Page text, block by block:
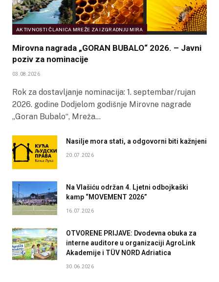
AKTIVNOSTI ČLANICA MREŽE ZA IZGRADNJU MIRA
Mirovna nagrada „GORAN BUBALO“ 2026. – Javni
poziv za nominacije
03.08.2026
Rok za dostavljanje nominacija: 1. septembar/rujan
2026. godine Dodjelom godišnje Mirovne nagrade
„Goran Bubalo“, Mreža…
Nasilje mora stati, a odgovorni biti kažnjeni
20.07.2026
Na Vlašiću održan 4. Ljetni odbojkaški
kamp “MOVEMENT 2026”
16.07.2026
OTVORENE PRIJAVE: Dvodevna obuka za
interne auditore u organizaciji AgroLink
Akademije i TÜV NORD Adriatica
30.06.2026